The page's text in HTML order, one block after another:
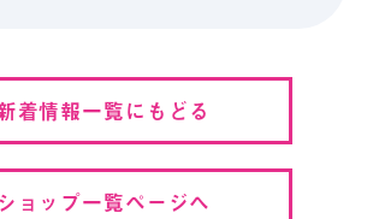
着情報一覧にもどる
ショップ一覧ページへ